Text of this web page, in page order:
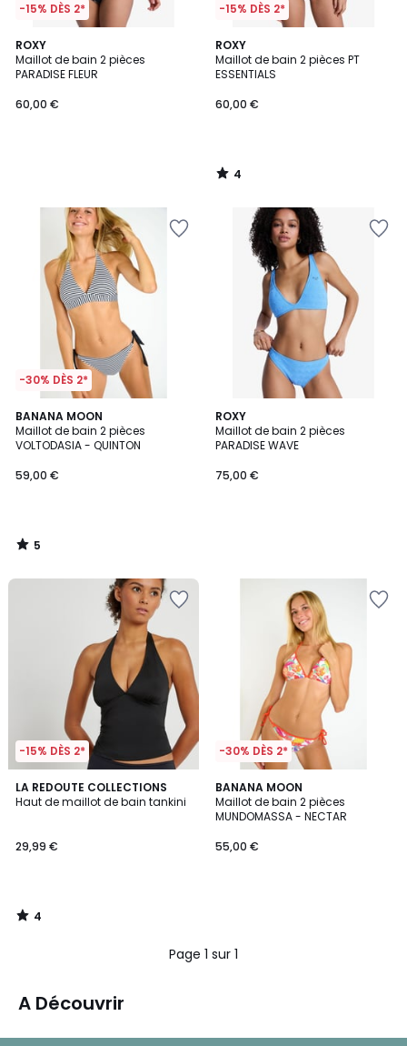
-15% DÈS 2*
ROXY
Maillot de bain 2 pièces
PARADISE FLEUR
60,00 €
-15% DÈS 2*
ROXY
Maillot de bain 2 pièces PT
ESSENTIALS
60,00 €
4
/
5
4
/
-30% DÈS 2*
BANANA MOON
Maillot de bain 2 pièces
VOLTODASIA - QUINTON
59,00 €
5
/
5
5
/
ROXY
Maillot de bain 2 pièces
PARADISE WAVE
75,00 €
-15% DÈS 2*
LA REDOUTE COLLECTIONS
Haut de maillot de bain tankini
29,99 €
4
/
4
/
-30% DÈS 2*
BANANA MOON
Maillot de bain 2 pièces
MUNDOMASSA - NECTAR
55,00 €
Page 1 sur 1
A Découvrir